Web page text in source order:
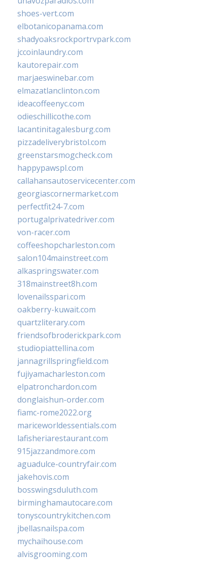
shoes-vert.com
elbotanicopanama.com
shadyoaksrockportrvpark.com
jccoinlaundry.com
kautorepair.com
marjaeswinebar.com
elmazatlanclinton.com
ideacoffeenyc.com
odieschillicothe.com
lacantinitagalesburg.com
pizzadeliverybristol.com
greenstarsmogcheck.com
happypawspl.com
callahansautoservicecenter.com
georgiascornermarket.com
perfectfit24-7.com
portugalprivatedriver.com
von-racer.com
coffeeshopcharleston.com
salon104mainstreet.com
alkaspringswater.com
318mainstreet8h.com
lovenailsspari.com
oakberry-kuwait.com
quartzliterary.com
friendsofbroderickpark.com
studiopiattellina.com
jannagrillspringfield.com
fujiyamacharleston.com
elpatronchardon.com
donglaishun-order.com
fiamc-rome2022.org
mariceworldessentials.com
lafisheriarestaurant.com
915jazzandmore.com
aguadulce-countryfair.com
jakehovis.com
bosswingsduluth.com
birminghamautocare.com
tonyscountrykitchen.com
jbellasnailspa.com
mychaihouse.com
alvisgrooming.com